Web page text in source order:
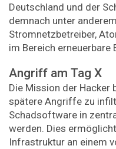
Deutschland und der
demnach unter
Stromnetzbetreiber,
im Bereich erneuerbare
Angriff am Tag X
Die Mission der Hacker
spätere Angriffe zu
Schadsoftware in
werden. Dies
Infrastruktur an einem